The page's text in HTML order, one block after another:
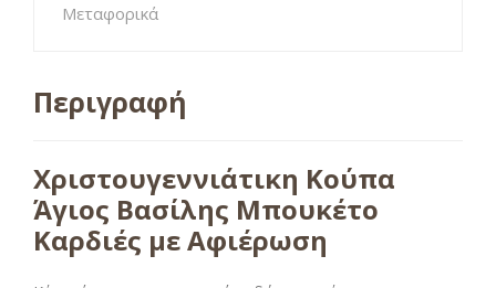
Μεταφορικά
Περιγραφή
Χριστουγεννιάτικη Κούπα
Άγιος Βασίλης Μπουκέτο
Καρδιές με Αφιέρωση